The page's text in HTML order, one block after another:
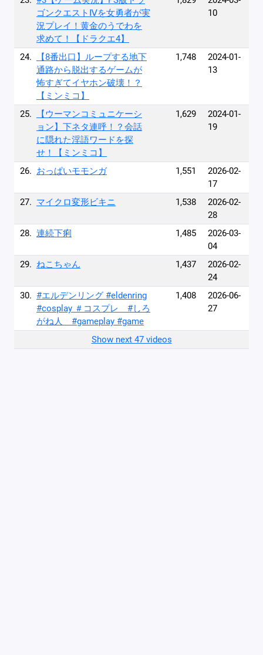
ゴンクエストⅣを女勇者が実
況プレイ！黄金のうでわを
求めて！【ドラクエ4】
10
24.
【8番出口】ループする地下
通路から脱出するゲームが
怖すぎてイヤホン破壊！？
【ミンミコ】
1,748
2024-01-
13
25.
【ウーマンコミュニケーシ
ョン】下ネタ連呼！？会話
に隠れた淫語ワードを探
せ！【ミンミコ】
1,629
2024-01-
19
26. おっぱいモモンガ 1,551
2026-02-
17
27. マイクロ変形ビキニ 1,538
2026-02-
28
28. 連続下痢 1,485
2026-03-
04
29. ねこちゃん 1,437
2026-02-
24
30. #エルデンリング #eldenring
#cosplay ＃コスプレ #しろ
がね人 #gameplay #game
1,408
2026-06-
27
Show next 47 videos